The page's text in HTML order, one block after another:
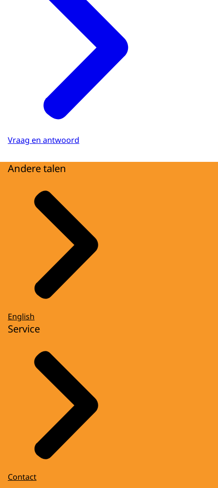
Vraag en antwoord
Andere talen
English
Service
Contact